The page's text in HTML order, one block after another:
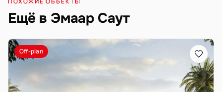
Ещё в Эмаар Саут
Off-plan